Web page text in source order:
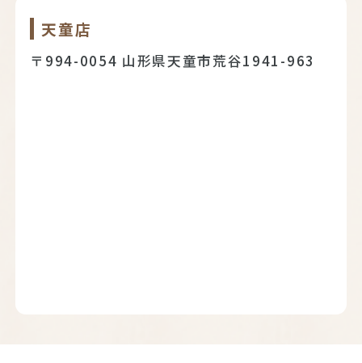
天童店
〒994-0054 山形県天童市荒谷1941-963